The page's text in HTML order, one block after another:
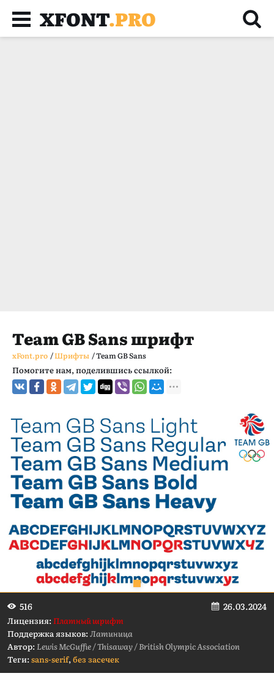
XFONT.PRO
Team GB Sans шрифт
xFont.pro /Шрифты /Team GB Sans
Помогите нам, поделившись ссылкой:
516 26.03.2024
Лицензия: Платный шрифт
Поддержка языков:Латиница
Автор: Lewis McGuffie / Thisaway / British Olympic Association
Теги:sans-serif, без засечек